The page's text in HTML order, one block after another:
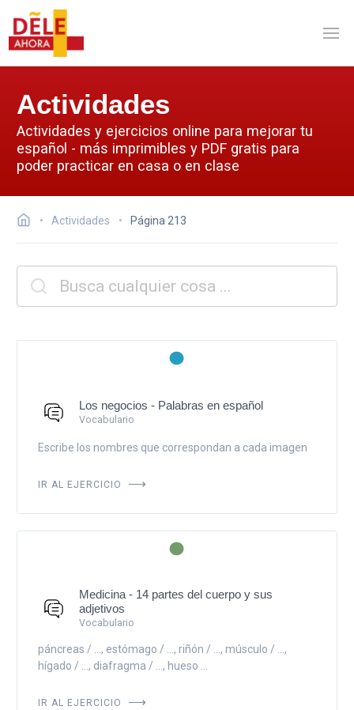
Actividades
Actividades y ejercicios online para mejorar tu
español - más imprimibles y PDF gratis para
poder practicar en casa o en clase
Actividades Página 213
Los negocios - Palabras en español
Vocabulario
Escribe los nombres que correspondan a cada imagen
IR AL EJERCICIO
Medicina - 14 partes del cuerpo y sus
adjetivos
Vocabulario
páncreas / ..., estómago / ..., riñón / ..., músculo / ...,
hígado / ..., diafragma / ..., hueso ...
IR AL EJERCICIO